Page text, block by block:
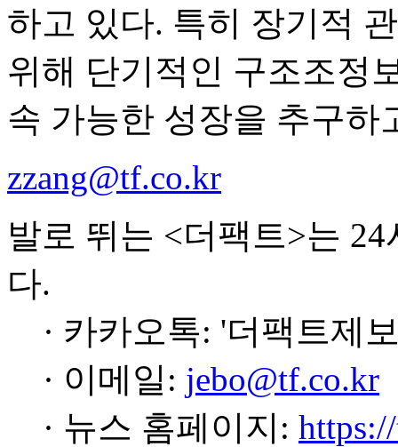
하고 있다. 특히 장기적
위해 단기적인 구조조정
속 가능한 성장을 추구하
zzang@tf.co.kr
발로 뛰는 <더팩트>는
다.
· 카카오톡: '더팩트제
· 이메일: jebo@tf.co.kr
· 뉴스 홈페이지: